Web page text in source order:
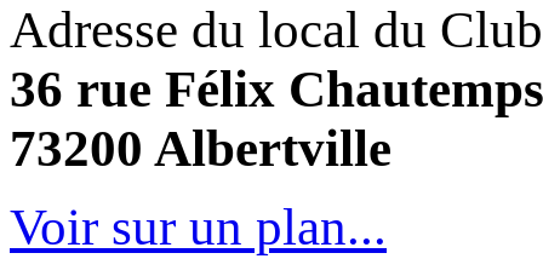
Adresse du local du
36 rue Félix Chautemps
73200 Albertville
Voir sur un plan...